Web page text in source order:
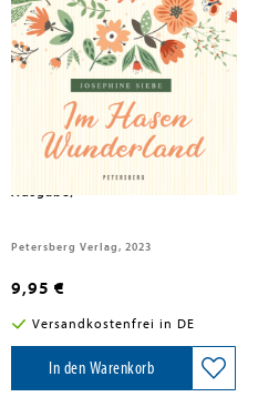
Siebe, Josephine
Im Hasenwunderland
(vollständige, ungekürzte
Ausgabe)
Petersberg Verlag, 2023
9,95 €
Versandkostenfrei in DE
In den Warenkorb